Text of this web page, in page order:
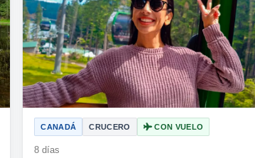
CANADÁ CRUCERO CON VUELO
8 días